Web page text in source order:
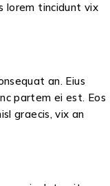
lorem tincidunt vix
an. Eius
partem ei est. Eos
graecis, vix an